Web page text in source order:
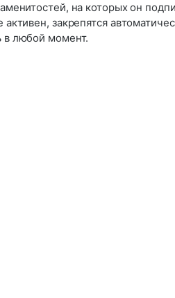
на которых он
закрепятся
в любой момент.